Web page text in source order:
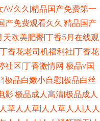
久久|精品国产免费第一
产免费观看久久|精品国产
欧美肥臀|丁香5月在线观
香花老司机福利社|丁香花
社区|丁香激情网 极品v国
极品白嫩小自慰|极品白丝
影|极品成人高清|极品成人
草人人草|人人草人人|人人